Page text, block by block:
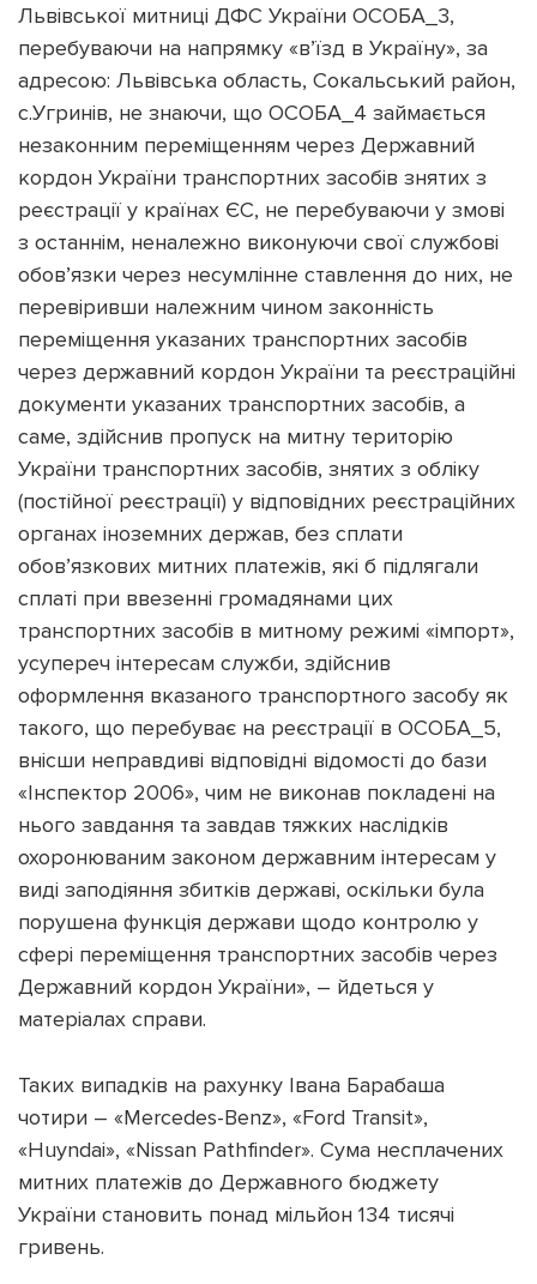
Львівської митниці ДФС України ОСОБА_3,
перебуваючи на напрямку «в’їзд в Україну», за
адресою: Львівська область, Сокальський район,
с.Угринів, не знаючи, що ОСОБА_4 займається
незаконним переміщенням через Державний
кордон України транспортних засобів знятих з
реєстрації у країнах ЄС, не перебуваючи у змові
з останнім, неналежно виконуючи свої службові
обов’язки через несумлінне ставлення до них, не
перевіривши належним чином законність
переміщення указаних транспортних засобів
через державний кордон України та реєстраційні
документи указаних транспортних засобів, а
саме, здійснив пропуск на митну територію
України транспортних засобів, знятих з обліку
(постійної реєстрації) у відповідних реєстраційних
органах іноземних держав, без сплати
обов’язкових митних платежів, які б підлягали
сплаті при ввезенні громадянами цих
транспортних засобів в митному режимі «імпорт»,
усупереч інтересам служби, здійснив
оформлення вказаного транспортного засобу як
такого, що перебуває на реєстрації в ОСОБА_5,
внісши неправдиві відповідні відомості до бази
«Інспектор 2006», чим не виконав покладені на
нього завдання та завдав тяжких наслідків
охоронюваним законом державним інтересам у
виді заподіяння збитків державі, оскільки була
порушена функція держави щодо контролю у
сфері переміщення транспортних засобів через
Державний кордон України», – йдеться у
матеріалах справи.
Таких випадків на рахунку Івана Барабаша
чотири – «Mercedes-Benz», «Ford Transit»,
«Huyndai», «Nissan Pathfinder». Сума несплачених
митних платежів до Державного бюджету
України становить понад мільйон 134 тисячі
гривень.